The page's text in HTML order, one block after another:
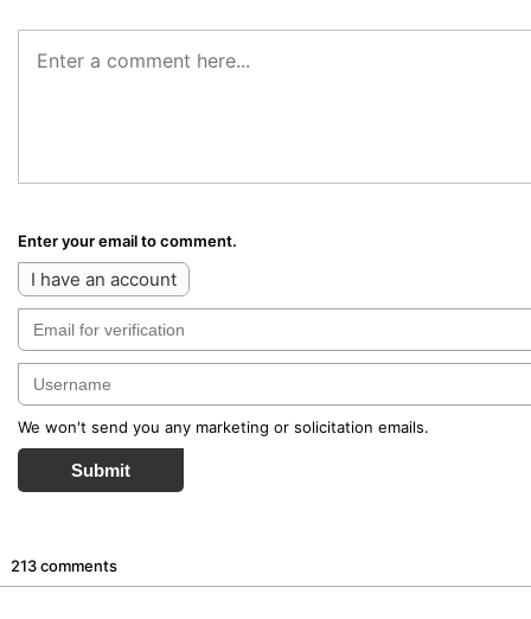
Enter your email to comment.
I have an account
We won't send you any marketing or solicitation emails.
Submit
213 comments